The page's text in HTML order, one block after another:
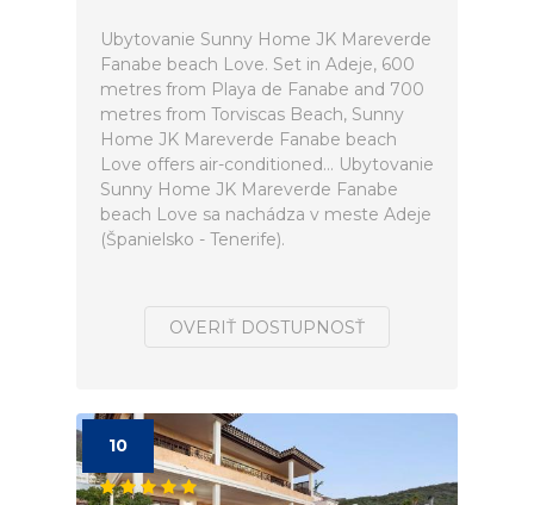
Ubytovanie Sunny Home JK Mareverde
Fanabe beach Love. Set in Adeje, 600
metres from Playa de Fanabe and 700
metres from Torviscas Beach, Sunny
Home JK Mareverde Fanabe beach
Love offers air-conditioned... Ubytovanie
Sunny Home JK Mareverde Fanabe
beach Love sa nachádza v meste Adeje
(Španielsko - Tenerife).
OVERIŤ DOSTUPNOSŤ
10